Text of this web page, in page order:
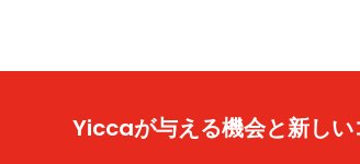
Yiccaが与える機会と新し